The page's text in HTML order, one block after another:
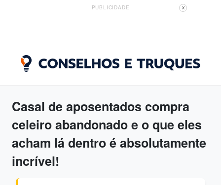
PUBLICIDADE X
Casal de aposentados compra
celeiro abandonado e o que eles
acham lá dentro é absolutamente
incrível!